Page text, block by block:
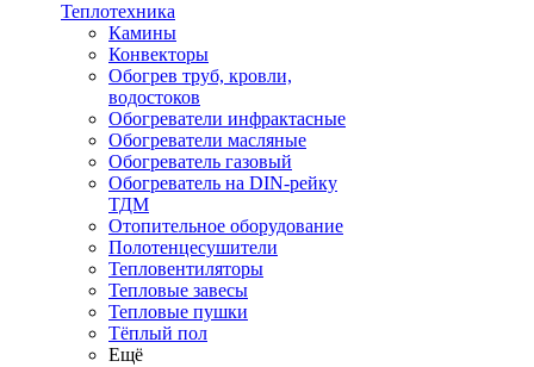
Теплотехника
Камины
Конвекторы
Обогрев труб, кровли,
водостоков
Обогреватели инфрактасные
Обогреватели масляные
Обогреватель газовый
Обогреватель на DIN-рейку
ТДМ
Отопительное оборудование
Полотенцесушители
Тепловентиляторы
Тепловые завесы
Тепловые пушки
Тёплый пол
Ещё